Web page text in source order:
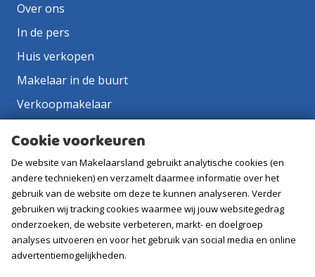
Over ons
In de pers
Huis verkopen
Makelaar in de buurt
Verkoopmakelaar
Vacatures
Volg ons
Cookie voorkeuren
De website van Makelaarsland gebruikt analytische cookies (en
andere technieken) en verzamelt daarmee informatie over het
gebruik van de website om deze te kunnen analyseren. Verder
gebruiken wij tracking cookies waarmee wij jouw websitegedrag
onderzoeken, de website verbeteren, markt- en doelgroep
analyses uitvoeren en voor het gebruik van social media en online
advertentiemogelijkheden.